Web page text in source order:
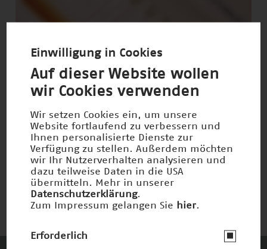
Wirkstoffe durch Protein-Design
Nominiert 2004
Einwilligung in Cookies
Auf dieser Website wollen
wir Cookies verwenden
Wir setzen Cookies ein, um unsere
Website fortlaufend zu verbessern und
Ihnen personalisierte Dienste zur
Verfügung zu stellen. Außerdem möchten
wir Ihr Nutzerverhalten analysieren und
dazu teilweise Daten in die USA
übermitteln. Mehr in unserer
Datenschutzerklärung.
Zum Impressum gelangen Sie
hier.
Erforderlich